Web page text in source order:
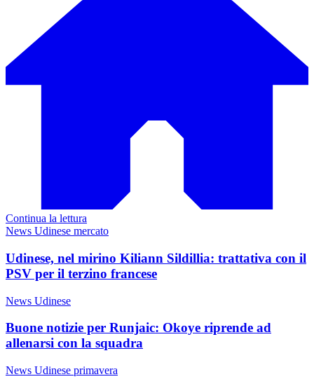
Continua la lettura
News Udinese mercato
Udinese, nel mirino Kiliann Sildillia: trattativa con il
PSV per il terzino francese
News Udinese
Buone notizie per Runjaic: Okoye riprende ad
allenarsi con la squadra
News Udinese primavera